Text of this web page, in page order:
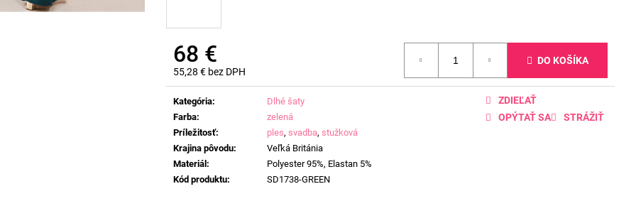
68 €
55,28 € bez DPH
Jednotková
cena:
DO KOŠÍKA
Kategória:
Dlhé šaty
Farba:
zelená
Príležitosť: ples, svadba, stužková
Krajina pôvodu:
Veľká Británia
Materiál:
Polyester 95%, Elastan 5%
Kód produktu: SD1738-GREEN
OPÝTAŤ SA STRÁŽIŤ
ZDIEĽAŤ